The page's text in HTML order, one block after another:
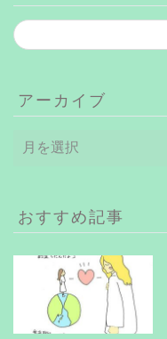
アーカイブ
ー
ブ
おすすめ記事